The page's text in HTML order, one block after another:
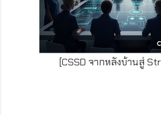
[CSSD จากหลังบ้านสู่